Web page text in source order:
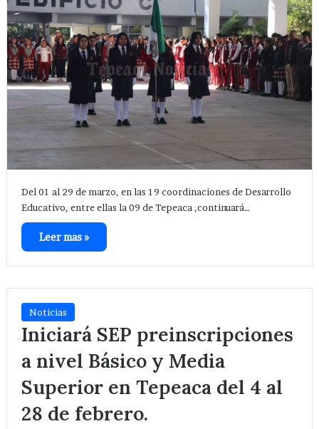
Del 01 al 29 de marzo, en las 19 coordinaciones de Desarrollo
Educativo, entre ellas la 09 de Tepeaca ,continuará…
Leer mas »
Noticias
Iniciará SEP preinscripciones
a nivel Básico y Media
Superior en Tepeaca del 4 al
28 de febrero.